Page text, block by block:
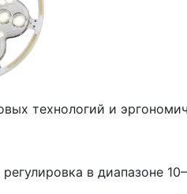
технологий и
в диапазоне